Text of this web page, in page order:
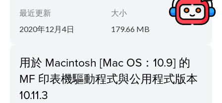
最近更新
2020年12月4日
大小
179.66 MB
用於 Macintosh [Mac OS：10.9] 的
MF 印表機驅動程式與公用程式版本
10.11.3